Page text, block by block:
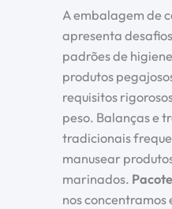
A embalagem de
apresenta
padrões de
produtos
requisitos
peso. Balanças e
tradicionais
manusear
marinados.
nos concentramos